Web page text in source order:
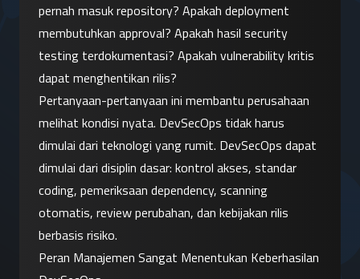
pernah masuk repository? Apakah deployment
membutuhkan approval? Apakah hasil security
testing terdokumentasi? Apakah vulnerability kritis
dapat menghentikan rilis?
Pertanyaan-pertanyaan ini membantu perusahaan
melihat kondisi nyata. DevSecOps tidak harus
dimulai dari teknologi yang rumit. DevSecOps dapat
dimulai dari disiplin dasar: kontrol akses, standar
coding, pemeriksaan dependency, scanning
otomatis, review perubahan, dan kebijakan rilis
berbasis risiko.
Peran Manajemen Sangat Menentukan Keberhasilan